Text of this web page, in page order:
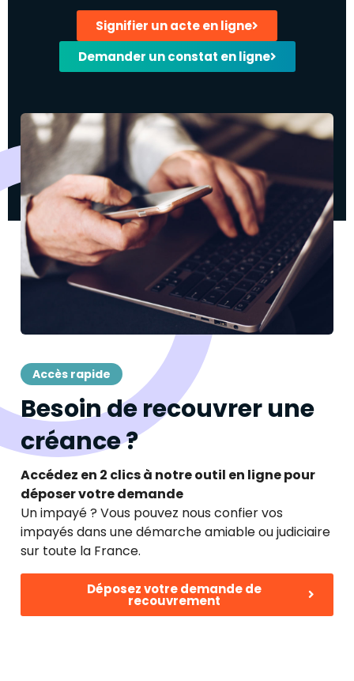
Signifier un acte en ligne
Demander un constat en ligne
Accès rapide
Besoin de recouvrer une
créance ?
Accédez en 2 clics à notre outil en ligne pour
déposer votre demande
Un impayé ? Vous pouvez nous confier vos
impayés dans une démarche amiable ou judiciaire
sur toute la France.
Déposez votre demande de
recouvrement